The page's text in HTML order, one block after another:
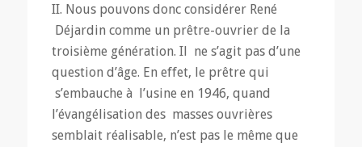
II. Nous pouvons donc considérer René
Déjardin comme un prêtre-ouvrier de la
troisième génération. Il ne s’agit pas d’une
question d’âge. En effet, le prêtre qui
s’embauche à l’usine en 1946, quand
l’évangélisation des masses ouvrières
semblait réalisable, n’est pas le même que